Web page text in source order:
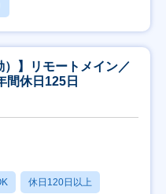
）】リモートメイン／
間休日125日
休日120日以上